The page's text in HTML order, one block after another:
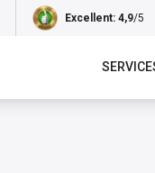
Excellent: 4,9/5